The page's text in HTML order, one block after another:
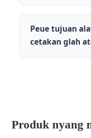
Peue tujuan
cetakan glah
Produk nyang